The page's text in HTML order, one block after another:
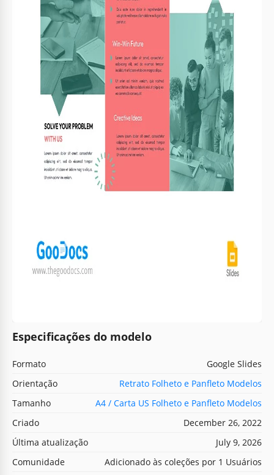
Especificações do modelo
Formato
Google Slides
Orientação
Retrato Folheto e Panfleto Modelos
Tamanho
A4 / Carta US Folheto e Panfleto Modelos
Criado
December 26, 2022
Última atualização
July 9, 2026
Comunidade
Adicionado às coleções por 1 Usuários